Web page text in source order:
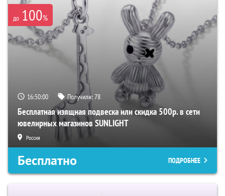
до 100%
16:49:59 Получили:78
Бесплатная изящная подвеска или скидка 500р. в сети
ювелирных магазинов SUNLIGHT
Россия
Бесплатно ПОДРОБНЕЕ